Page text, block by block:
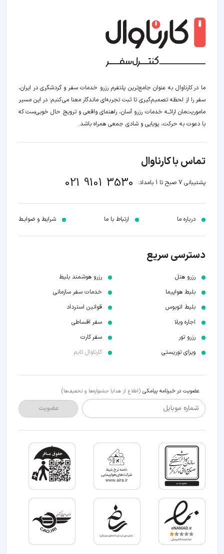
ما در کارناوال به عنوان جامع‌ترین پلتفرم رزرو خدمات سفر و گردشگری در ایران،
سفر را از لحظه‌ تصمیم‌گیری تا ثبت تجربه‌ای ماندگار معنا می‌کنیم؛ در این مسیر‍
ماموریت‌مان اراﺋــﻪ خدمات رزرو آسان، راهنمای واقعی و ترویج حال خوبی‌ست که
با دعوت به حرکت، پویایی و شادی جمعی همراه باشد.
تماس با کارناوال
پشتیبانی 7 صبح تا 1 بامداد: 021 9101 3530
درباره ما ارتباط با ما شرایط و ضوابـط
دسترسی سریع
رزرو هتل
بلیط هواپیما
بلیط اتوبوس
اجاره ویلا
رزرو تور
ویزای توریستی
رزرو هوشمند بلیط
خدمات سفر سازمانی
قوانین استرداد
سفر اقساطی
سفر کارت
کارناوال تایم
عضویت در خبرنامه پیامکی (اطلاع از هدایا جشنواره‌ها و تخفیف‌ها)
شماره موبایل عضویت